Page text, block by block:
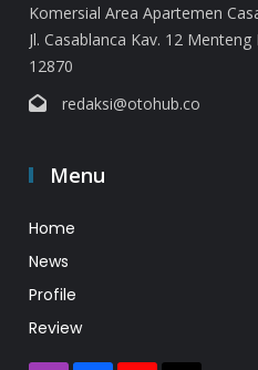
Komersial Area Apartemen
Jl. Casablanca Kav. 12
12870
redaksi@otohub.co
Menu
Home
News
Profile
Review